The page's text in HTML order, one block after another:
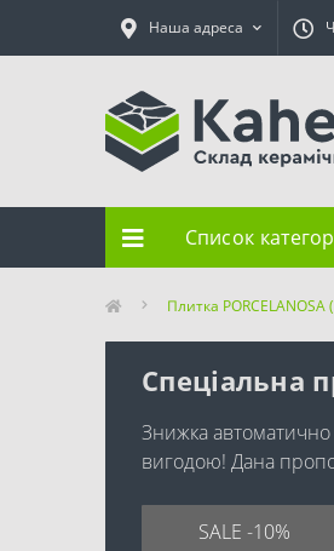
Наша адреса
Список
Плитка PORCELANOSA
Спеціальна
Знижка автоматично
вигодою! Дана
SALE -10%